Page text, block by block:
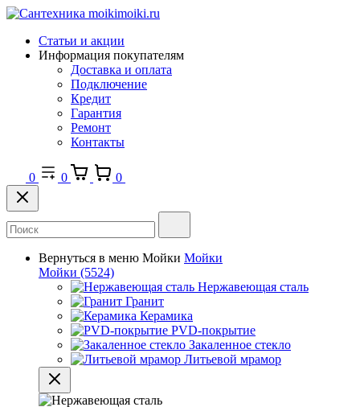
Статьи и акции
Информация покупателям
Доставка и оплата
Подключение
Кредит
Гарантия
Ремонт
Контакты
0 0 0
Вернуться в меню Мойки Мойки
Мойки (5524)
Нержавеющая сталь
Гранит
Керамика
PVD-покрытие
Закаленное стекло
Литьевой мрамор